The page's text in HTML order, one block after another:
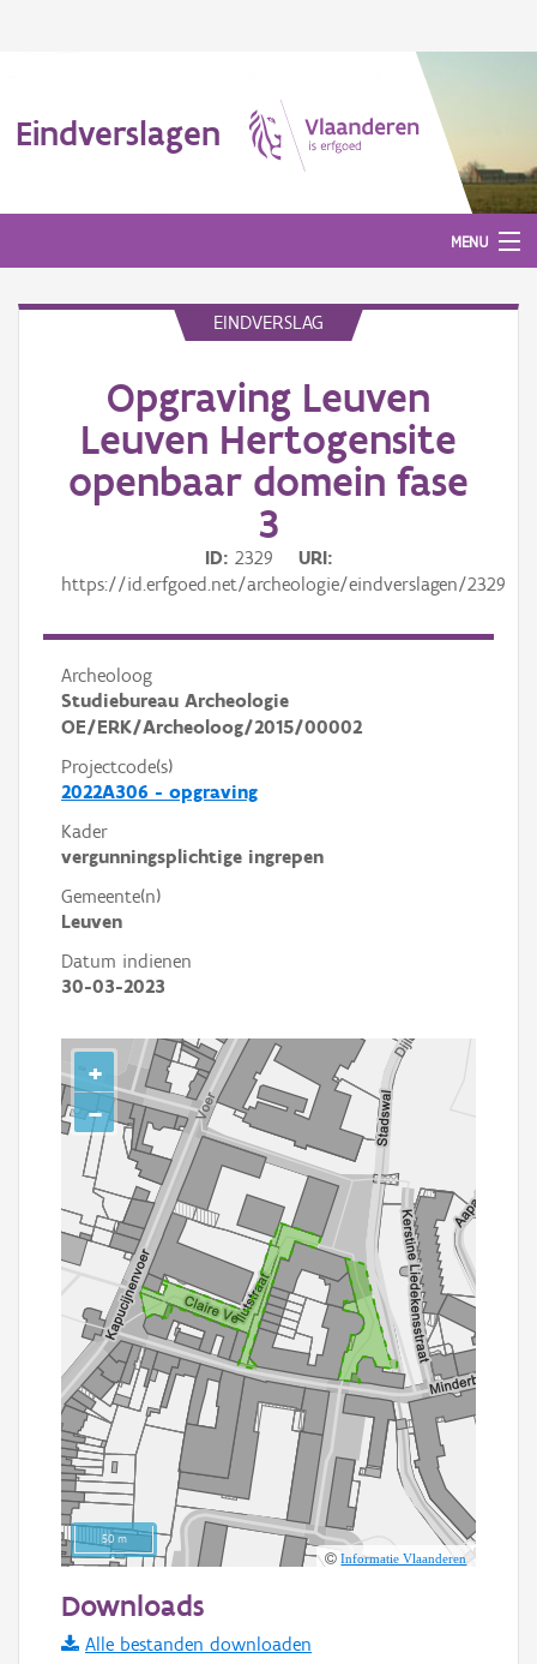
Eindverslagen
MENU
Gepubliceerde eindverslagen
EINDVERSLAG
Opgraving Leuven
Leuven Hertogensite
openbaar domein fase
3
ID 2329
URI
https://id.erfgoed.net/archeologie/eindverslagen/2329
Archeoloog
Studiebureau Archeologie
OE/ERK/Archeoloog/2015/00002
Projectcode(s)
2022A306 - opgraving
Kader
vergunningsplichtige ingrepen
Gemeente(n)
Leuven
Datum indienen
30-03-2023
50 m
Informatie Vlaanderen
+
−
Basis Lagen
Downloads
Alle bestanden downloaden